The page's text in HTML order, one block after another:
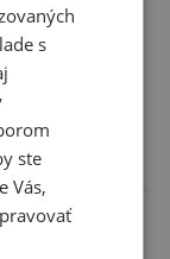
s
ste
Vás,